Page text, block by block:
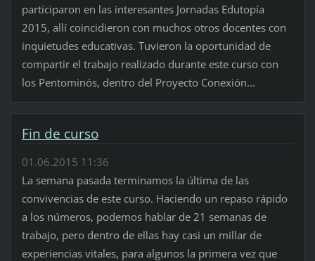
participaron en las interesantes Jornadas Edutopía
2015, allí coincidieron con muchos otros docentes con
inquietudes educativas. Tuvieron la oportunidad de
compartir el trabajo realizado durante este curso con
los Pentominós, dentro del Proyecto Conexión...
Fin de curso
01.06.2015 11:36
La semana pasada terminamos la última de las
convivencias de este curso. Haciendo un repaso rápido
a los números, podemos hablar de 21 semanas de
trabajo, pero dentro de ellas hay casi un millar de
experiencias vitales, para algunos la primera vez que